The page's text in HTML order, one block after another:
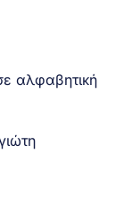
αλφαβητική